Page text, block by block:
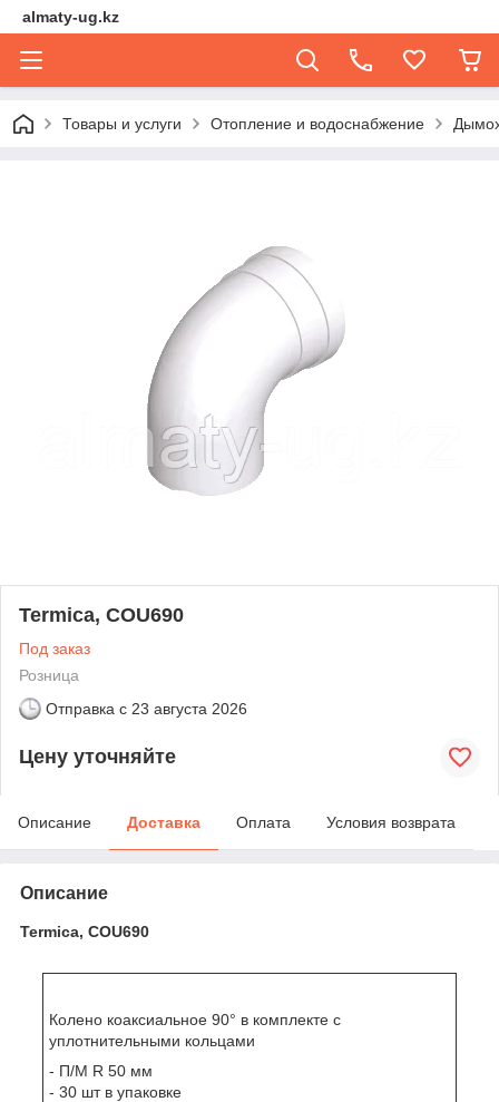
almaty-ug.kz
Товары и услуги Отопление и водоснабжение
Termica, COU690
Под заказ
Розница
Отправка с 23 августа 2026
Цену уточняйте
Описание Доставка Оплата Условия возврата
Описание
Termica, COU690
Колено коаксиальное 90° в комплекте с
уплотнительными кольцами
- П/М R 50 мм
- 30 шт в упаковке